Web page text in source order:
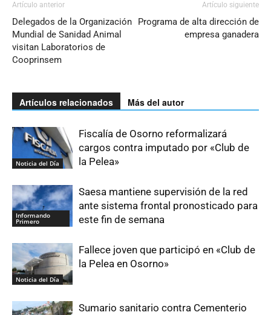
Artículo anterior
Delegados de la Organización
Mundial de Sanidad Animal
visitan Laboratorios de
Cooprinsem
Artículo siguiente
Programa de alta dirección de
empresa ganadera
Artículos relacionados Más del autor
Noticia del Día
Fiscalía de Osorno reformalizará
cargos contra imputado por «Club de
la Pelea»
Informando
Primero
Saesa mantiene supervisión de la red
ante sistema frontal pronosticado para
este fin de semana
Noticia del Día
Fallece joven que participó en «Club de
la Pelea en Osorno»
Sumario sanitario contra Cementerio